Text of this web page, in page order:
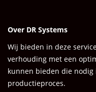
Over DR Systems
Wij bieden in deze
verhouding met een
kunnen bieden die nodig
productieproces.